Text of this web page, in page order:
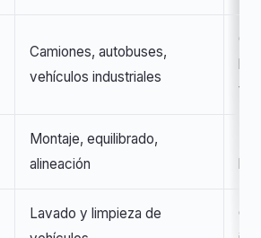
Camiones, autobuses,
vehículos industriales
Montaje, equilibrado,
alineación
Lavado y limpieza de